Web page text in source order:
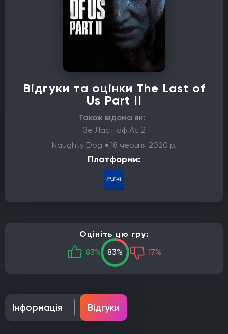
Відгуки та оцінки The Last of
Us Part II
Також відома як:
Зе Ласт оф Ас 2
Naughty Dog
18 червня 2020 р.
Платформи:
Оцініть цю гру:
83%
83% 17%
Інформація Відгуки